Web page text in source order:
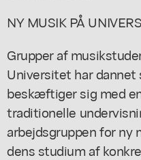
NY MUSIK PÅ
Grupper af
Universitet har dannet
beskæftiger sig med
traditionelle
arbejdsgruppen for
dens studium af